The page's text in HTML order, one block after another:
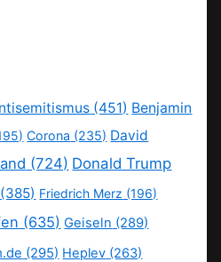
(451) Benjamin
Corona (235) David
(724) Donald Trump
(385) Friedrich Merz (196)
(635) Geiseln (289)
(295) Heplev (263)